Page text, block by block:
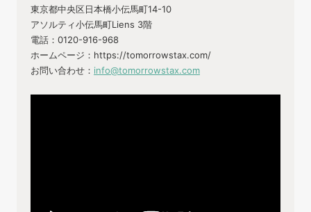
東京都中央区日本橋小伝馬町14-10
アソルティ小伝馬町Liens 3階
電話：0120-916-968
ホームページ：https://tomorrowstax.com/
お問い合わせ： info@tomorrowstax.com